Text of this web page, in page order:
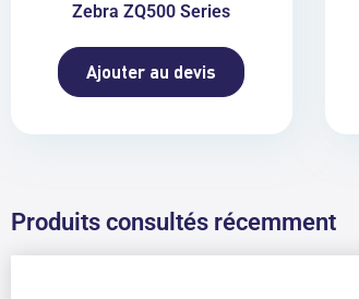
Zebra ZQ500 Series
Ajouter au devis
Produits consultés récemment